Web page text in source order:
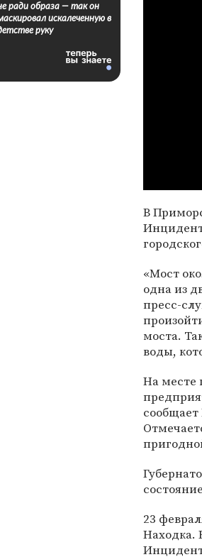
В
Инцидент
«Мост
одна из
пресс-
моста.
воды,
На месте
сообщает
23
Находка.
ради образа — так он
искалеченную в
руку